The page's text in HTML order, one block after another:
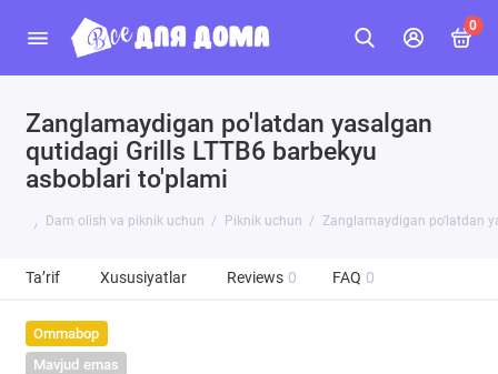
0
Zanglamaydigan po'latdan yasalgan
qutidagi Grills LTTB6 barbekyu
asboblari to'plami
Dam olish va piknik uchun Piknik uchun Zanglamaydigan po'latdan
Ta’rif Xususiyatlar Reviews 0 FAQ 0
Ommabop
Mavjud emas